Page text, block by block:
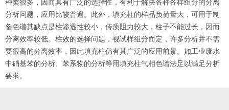
种类很多，因而具有广泛的选择性，有利于解决各种各样组分的分离
分析问题，应用比较普遍。此外，填充柱的样品负荷量大，可用于制
备色谱其缺点是柱渗透性较小，传质阻力较大，柱子不能过长，因而
分离效率较低。柱效的选择问题，视试样组分而定，许多分析并不需
要很高的分离效率，因此填充柱仍有其广泛的应用前景。如工业废水
中硝基苯的分析、苯系物的分析等用填充柱气相色谱法足以满足分析
要求。